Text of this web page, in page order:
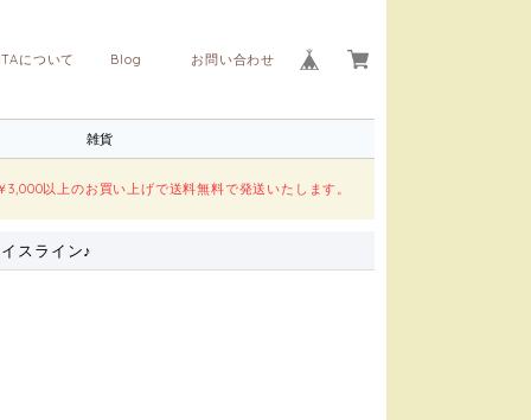
お問い合わせ
Blog
について
雑貨
￥3,000以上のお買い上げで送料無料で発送いたします。
スライン♪